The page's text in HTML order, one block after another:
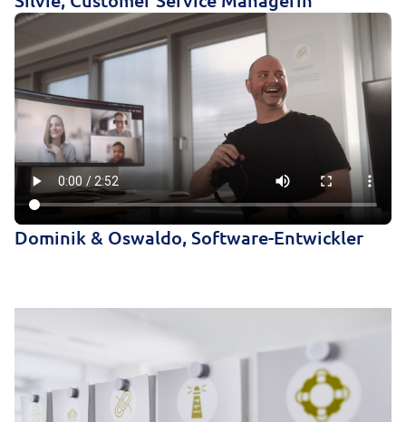
Dominik & Oswaldo, Software-Entwickler